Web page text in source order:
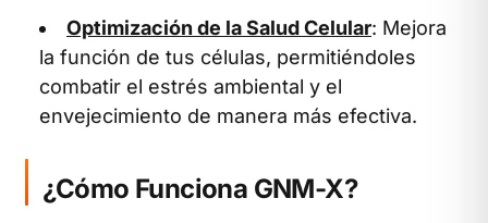
Optimización de la Salud Celular: Mejora
la función de tus células, permitiéndoles
combatir el estrés ambiental y el
envejecimiento de manera más efectiva.
¿Cómo Funciona GNM-X?